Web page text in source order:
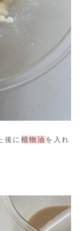
後に 植物油 を入れ